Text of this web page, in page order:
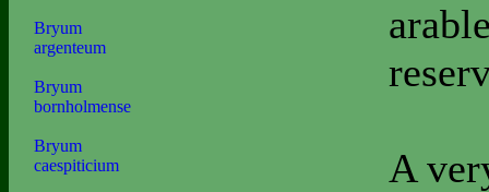
Bryum
argenteum
Bryum
bornholmense
Bryum
caespiticium
A